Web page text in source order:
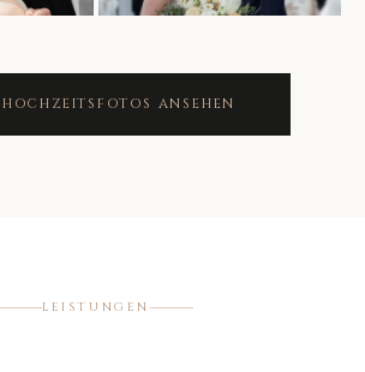
ANSEHEN
LEISTUNGEN